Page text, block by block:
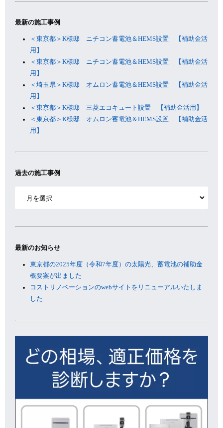
最新の施工事例
＜東京都＞K様邸 ニチコン蓄電池＆HEMS設置 【補助金活
用】
＜東京都＞K様邸 ニチコン蓄電池＆HEMS設置 【補助金活
用】
＜埼玉県＞K様邸 オムロン蓄電池＆HEMS設置 【補助金活
用】
＜東京都＞K様邸 三菱エコキュート設置 【補助金活用】
＜東京都＞K様邸 オムロン蓄電池＆HEMS設置 【補助金活
用】
過去の施工事例
最新のお知らせ
東京都の2025年度（令和7年度）の太陽光、蓄電池の補助金
概要案が出ました
コストリノベーションのwebサイトをリニューアルいたしま
した